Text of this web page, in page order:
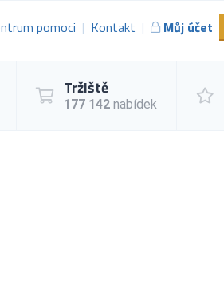
pomoci Kontakt Můj účet
Tržiště
177 142 nabídek